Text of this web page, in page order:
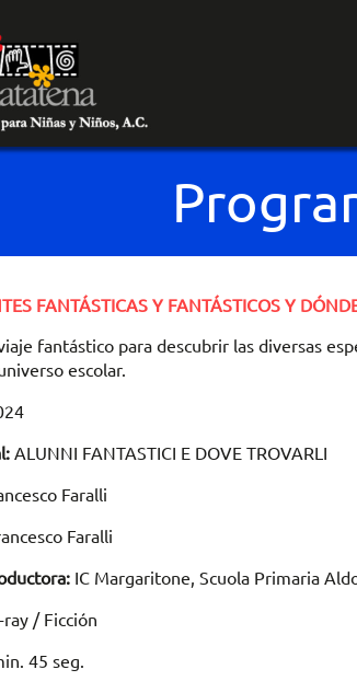
FANTÁSTICAS Y FANTÁSTICOS Y
fantástico para descubrir las diversas
escolar.
ALUNNI FANTASTICI E DOVE TROVARLI
Faralli
Faralli
IC Margaritone, Scuola Primaria
ray / Ficción
45 seg.